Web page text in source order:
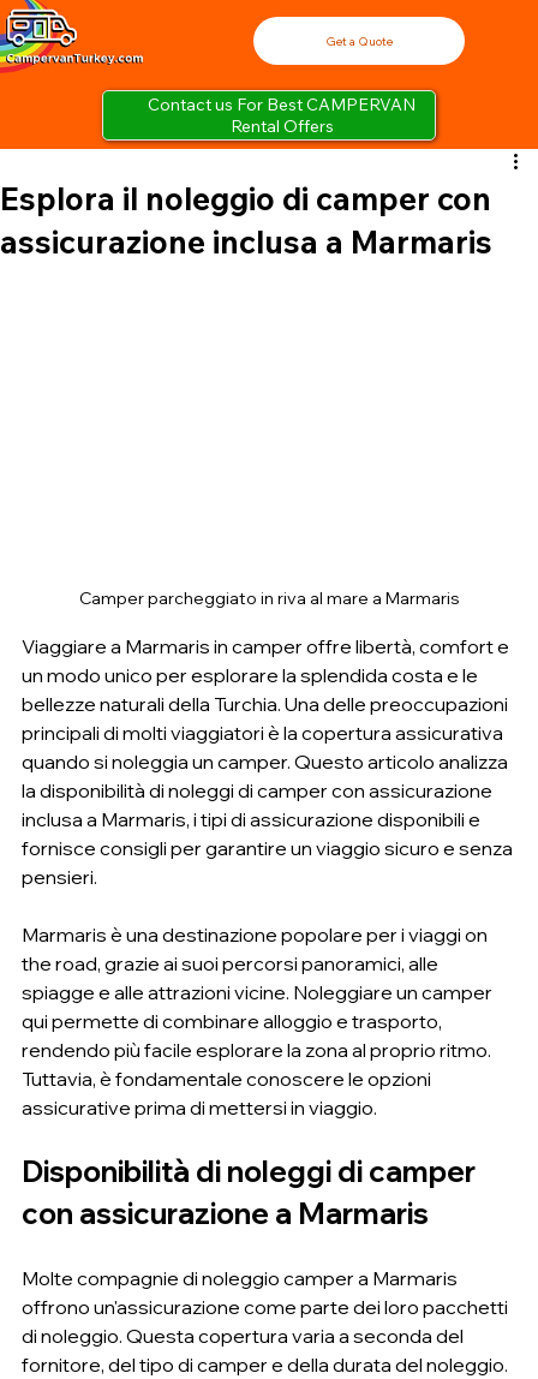
Contact us For Best CAMPERVAN
Rental Offers
Get a Quote
Esplora il noleggio di camper con
assicurazione inclusa a Marmaris
Camper parcheggiato in riva al mare a Marmaris
Viaggiare a Marmaris in camper offre libertà, comfort e
un modo unico per esplorare la splendida costa e le
bellezze naturali della Turchia. Una delle preoccupazioni
principali di molti viaggiatori è la copertura assicurativa
quando si noleggia un camper. Questo articolo analizza
la disponibilità di noleggi di camper con assicurazione
inclusa a Marmaris, i tipi di assicurazione disponibili e
fornisce consigli per garantire un viaggio sicuro e senza
pensieri.
Marmaris è una destinazione popolare per i viaggi on
the road, grazie ai suoi percorsi panoramici, alle
spiagge e alle attrazioni vicine. Noleggiare un camper
qui permette di combinare alloggio e trasporto,
rendendo più facile esplorare la zona al proprio ritmo.
Tuttavia, è fondamentale conoscere le opzioni
assicurative prima di mettersi in viaggio.
Disponibilità di noleggi di camper
con assicurazione a Marmaris
Molte compagnie di noleggio camper a Marmaris
offrono un'assicurazione come parte dei loro pacchetti
di noleggio. Questa copertura varia a seconda del
fornitore, del tipo di camper e della durata del noleggio.